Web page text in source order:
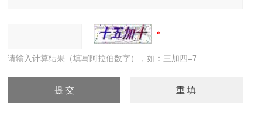
请输入计算结果（填写阿拉伯数字），如：三加四=7